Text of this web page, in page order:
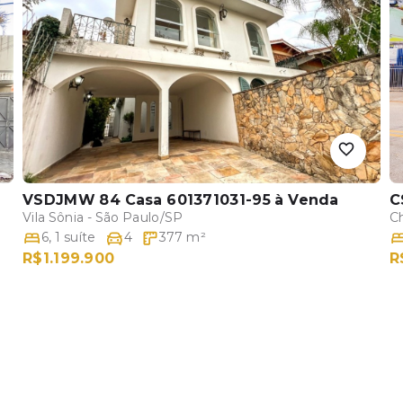
VSDJMW 84 Casa 601371031-95 à Venda
Vila Sônia - São Paulo/SP
6,1 suíte 4 377 m²
R$1.199.900